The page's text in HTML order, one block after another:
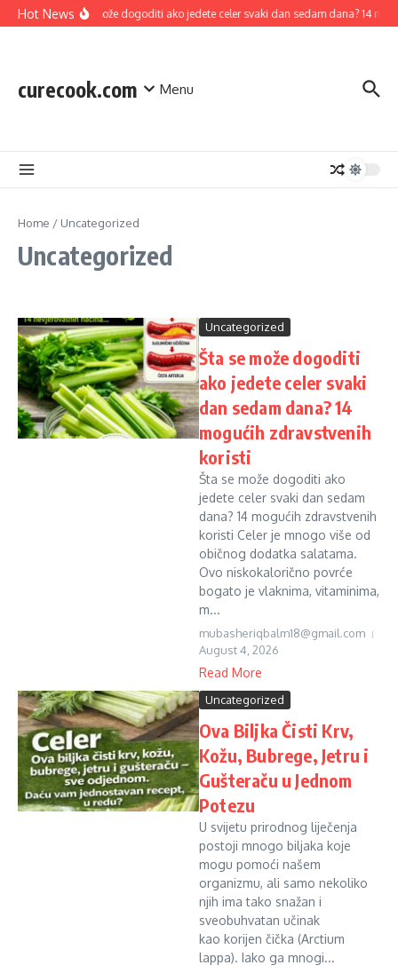
Skip to content
Hot NewsŠta se može dogoditi ako jedete celer svaki dan sedam dana? 14
curecook.com Menu
Home / Uncategorized
Uncategorized
Uncategorized
Šta se može dogoditi
ako jedete celer svaki
dan sedam dana? 14
mogućih zdravstvenih
koristi
Šta se može dogoditi ako
jedete celer svaki dan sedam
dana? 14 mogućih zdravstvenih
koristi Celer je mnogo više od
običnog dodatka salatama.
Ovo niskokalorično povrće
bogato je vlaknima, vitaminima,
m...
mubasheriqbalm18@gmail.com
August 4, 2026
Read More
Uncategorized
Ova Biljka Čisti Krv,
Kožu, Bubrege, Jetru i
Gušteraču u Jednom
Potezu
U svijetu prirodnog liječenja
postoji mnogo biljaka koje
mogu pomoći našem
organizmu, ali samo nekoliko
njih ima tako snažan i
sveobuhvatan učinak
kao korijen čička (Arctium
lappa). Iako ga mnogi...